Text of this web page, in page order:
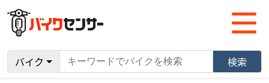
バイク 検索